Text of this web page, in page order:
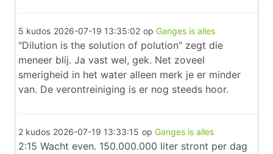
5 kudos 2026-07-19 13:35:02 op Ganges is alles
"Dilution is the solution of polution" zegt die
meneer blij. Ja vast wel, gek. Net zoveel
smerigheid in het water alleen merk je er minder
van. De verontreiniging is er nog steeds hoor.
2 kudos 2026-07-19 13:33:15 op Ganges is alles
2:15 Wacht even. 150.000.000 liter stront per dag